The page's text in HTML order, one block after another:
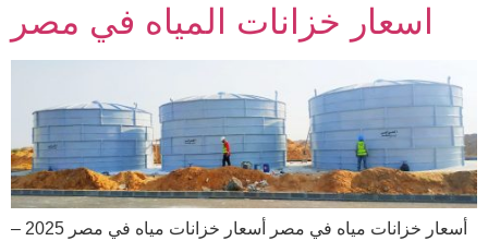
اسعار خزانات المياه في مصر
أسعار خزانات مياه في مصر أسعار خزانات مياه في مصر 2025 –